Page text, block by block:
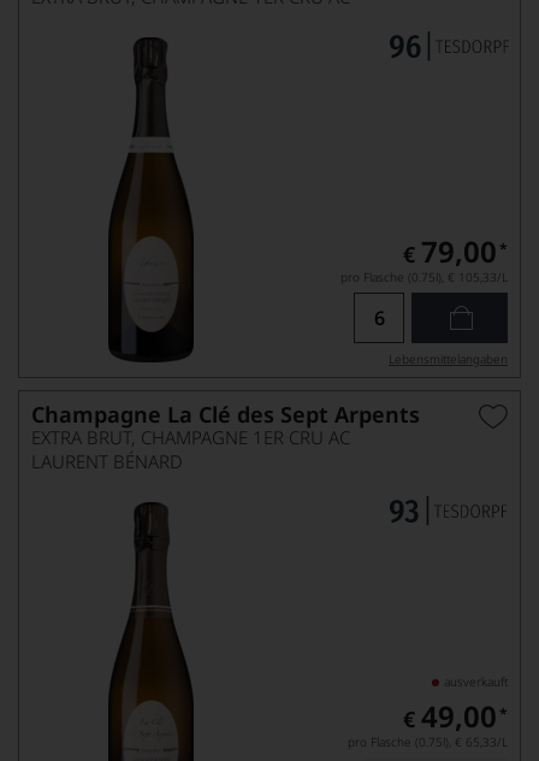
€ 79,00 *
pro Flasche (0.75l), € 105,33/L
Lebensmittel­angaben
Champagne La Clé des Sept Arpents
EXTRA BRUT, CHAMPAGNE 1ER CRU AC
LAURENT BÉNARD
ausverkauft
€ 49,00 *
pro Flasche (0.75l), € 65,33/L